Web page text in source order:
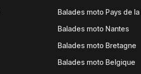
Balades moto Pays de la
Balades moto Nantes
Balades moto Bretagne
Balades moto Belgique